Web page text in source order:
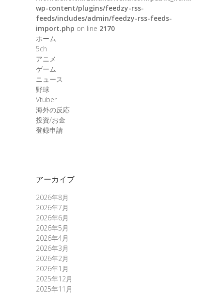
wp-content/plugins/feedzy-rss-
feeds/includes/admin/feedzy-rss-feeds-
import.php on line 2170
ホーム
5ch
アニメ
ゲーム
ニュース
野球
Vtuber
海外の反応
投資/お金
登録申請
アーカイブ
2026年8月
2026年7月
2026年6月
2026年5月
2026年4月
2026年3月
2026年2月
2026年1月
2025年12月
2025年11月